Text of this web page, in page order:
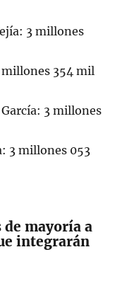
3 millones
354 mil
3 millones
3 millones 053
de mayoría a
integrarán